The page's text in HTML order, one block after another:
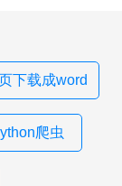
下载成word
爬虫